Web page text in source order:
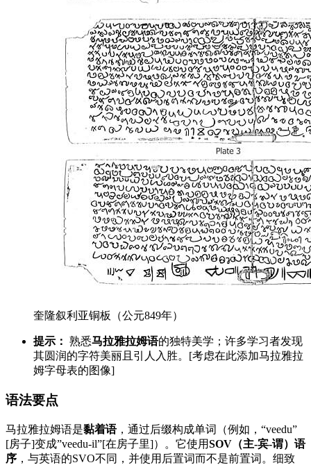
奎隆叙利亚铜板（公元849年）
提示： 熟悉马拉雅拉姆语的独特美学；许多学习者发现
其圆润的字符美丽且引人入胜。[考虑在此添加马拉雅拉
姆字母表的图像]
语法要点
马拉雅拉姆语是黏着语，通过后缀构成单词（例如，“veedu”
[房子]变成”veedu-il”[在房子里]）。它使用SOV（主-宾-谓）语
序 ，与英语的SVO不同，并使用后置词而不是前置词。细致